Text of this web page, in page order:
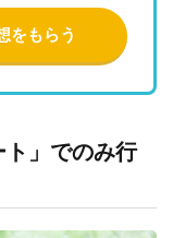
をもらう
」でのみ行